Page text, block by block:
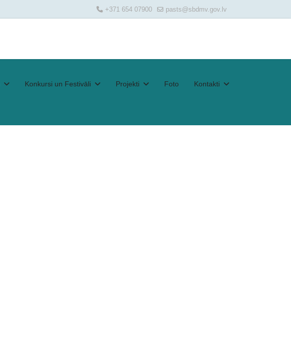
+371 654 07900 pasts@sbdmv.gov.lv
Konkursi un Festivāli Projekti Foto Kontakti